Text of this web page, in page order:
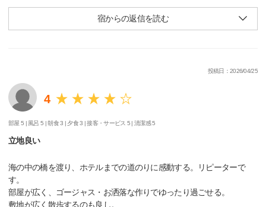
宿からの返信を読む
投稿日：2026/04/25
4
部屋 5 | 風呂 5 |朝食 3 | 夕食 3 |接客・サービス 5 |清潔感 5
立地良い
海の中の橋を渡り、ホテルまでの道のりに感動する。リピーターで
す。
部屋が広く、ゴージャス・お洒落な作りでゆったり過ごせる。
敷地が広く散歩するのも良し。